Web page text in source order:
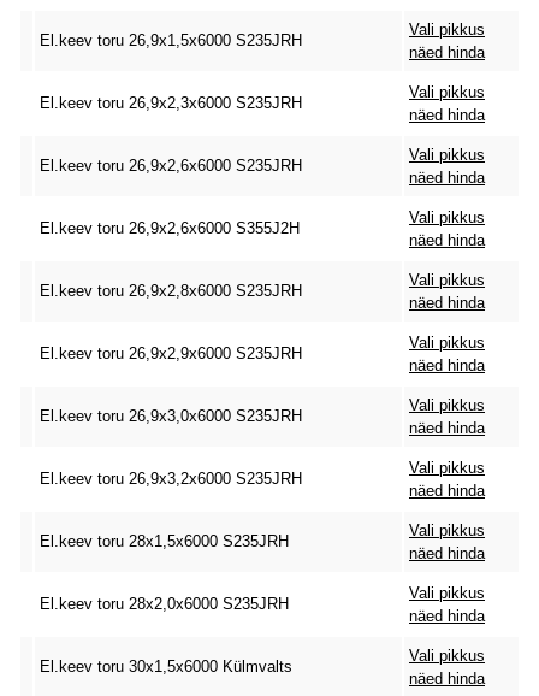
El.keev toru 26,9x1,5x6000 S235JRH
Vali pikkus
näed hinda
El.keev toru 26,9x2,3x6000 S235JRH
Vali pikkus
näed hinda
El.keev toru 26,9x2,6x6000 S235JRH
Vali pikkus
näed hinda
El.keev toru 26,9x2,6x6000 S355J2H
Vali pikkus
näed hinda
El.keev toru 26,9x2,8x6000 S235JRH
Vali pikkus
näed hinda
El.keev toru 26,9x2,9x6000 S235JRH
Vali pikkus
näed hinda
El.keev toru 26,9x3,0x6000 S235JRH
Vali pikkus
näed hinda
El.keev toru 26,9x3,2x6000 S235JRH
Vali pikkus
näed hinda
El.keev toru 28x1,5x6000 S235JRH
Vali pikkus
näed hinda
El.keev toru 28x2,0x6000 S235JRH
Vali pikkus
näed hinda
El.keev toru 30x1,5x6000 Külmvalts
Vali pikkus
näed hinda